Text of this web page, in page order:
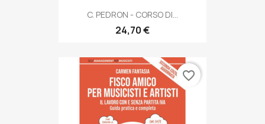
C. PEDRON - CORSO DI...
24,70 €
favorite_border